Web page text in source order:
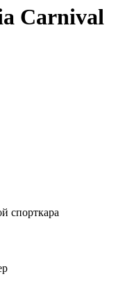
Carnival